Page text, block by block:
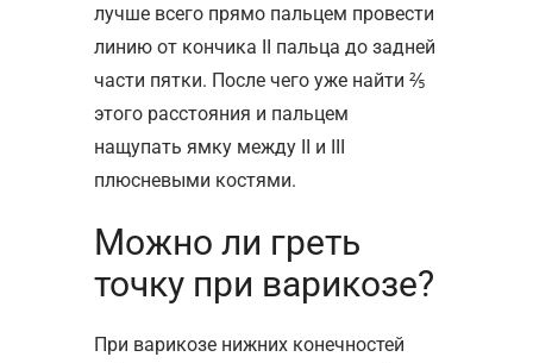
лучше всего прямо пальцем провести
линию от кончика II пальца до задней
части пятки. После чего уже найти ⅖
этого расстояния и пальцем
нащупать ямку между II и III
плюсневыми костями.
Можно ли греть
точку при варикозе?
При варикозе нижних конечностей